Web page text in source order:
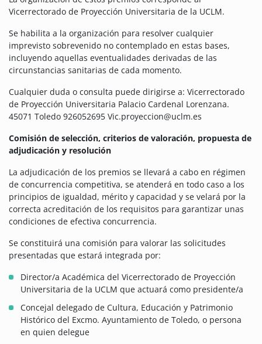
Vicerrectorado de Proyección Universitaria de la UCLM.
Se habilita a la organización para resolver cualquier
imprevisto sobrevenido no contemplado en estas bases,
incluyendo aquellas eventualidades derivadas de las
circunstancias sanitarias de cada momento.
Cualquier duda o consulta puede dirigirse a: Vicerrectorado
de Proyección Universitaria Palacio Cardenal Lorenzana.
45071 Toledo 926052695 Vic.proyeccion@uclm.es
Comisión de selección, criterios de valoración, propuesta de
adjudicación y resolución
La adjudicación de los premios se llevará a cabo en régimen
de concurrencia competitiva, se atenderá en todo caso a los
principios de igualdad, mérito y capacidad y se velará por la
correcta acreditación de los requisitos para garantizar unas
condiciones de efectiva concurrencia.
Se constituirá una comisión para valorar las solicitudes
presentadas que estará integrada por:
Director/a Académica del Vicerrectorado de Proyección
Universitaria de la UCLM que actuará como presidente/a
Concejal delegado de Cultura, Educación y Patrimonio
Histórico del Excmo. Ayuntamiento de Toledo, o persona
en quien delegue